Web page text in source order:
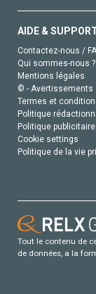
AIDE &
Contactez-nous /
Qui sommes-nous ?
Mentions légales
© - Avertissements
Termes et
Politique
Politique publicitaire
Cookie settings
Politique de la vie
Tout le contenu de
de données, a la